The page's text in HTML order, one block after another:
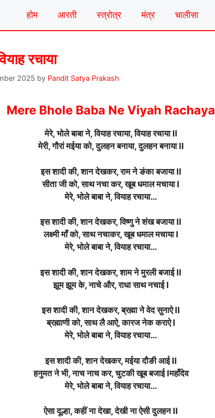
होम आरती स्त्रोत्र मंत्र चालीसा
रचाया
2025 by Pandit Satya Prakash
Mere Bhole Baba Ne Viyah Rachaya
मेरे, भोले बाबा ने, वियाह रचाया, वियाह रचाया ll
मेरी, गौरां मईया को, दुलहन बनाया, दुलहन बनाया ll
इस शादी की, शान देखकर, राम ने ङंका बजाया ll
सीता जी को, साथ नचा कर, खूब धमाल मचाया l
मेरे, भोले बाबा ने, वियाह रचाया…
इस शादी की, शान देखकर, विष्णु ने शंख बजाया ll
लक्ष्मी माँ को, साथ नचाकर, खूब धमाल मचाया l
मेरे, भोले बाबा ने, वियाह रचाया…
इस शादी की, शान देखकर, शाम ने मुरली बजाई ll
झूम झूम के, नाचे और, राधा साथ नचाई l
इस शादी की, शान देखकर, ब्रह्मा ने वेद सुनाऐ ll
ब्रह्माणी को, साथ लै आऐ, कारज नेक कराऐ l
मेरे, भोले बाबा ने, वियाह रचाया…
इस शादी की, शान देखकर, मईया दौङी आई ll
हनुमत ने भी, नाच नाच कर, चुटकी खूब बजाई lमहाँदेव
मेरे, भोले बाबा ने, वियाह रचाया…
ऐसा दूल्हा, कहीं ना देखा, देखी ना ऐसी दुलहन ll